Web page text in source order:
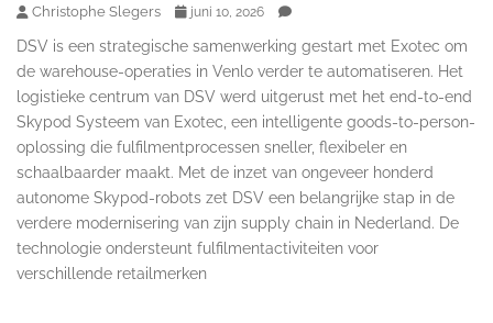
Christophe Slegers juni 10, 2026
DSV is een strategische samenwerking gestart met Exotec om
de warehouse-operaties in Venlo verder te automatiseren. Het
logistieke centrum van DSV werd uitgerust met het end-to-end
Skypod Systeem van Exotec, een intelligente goods-to-person-
oplossing die fulfilmentprocessen sneller, flexibeler en
schaalbaarder maakt. Met de inzet van ongeveer honderd
autonome Skypod-robots zet DSV een belangrijke stap in de
verdere modernisering van zijn supply chain in Nederland. De
technologie ondersteunt fulfilmentactiviteiten voor
verschillende retailmerken